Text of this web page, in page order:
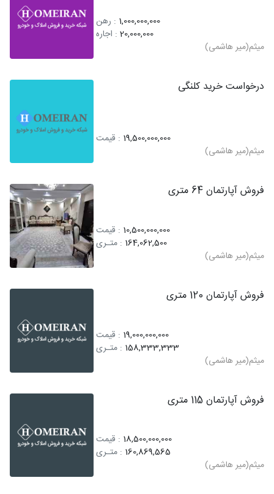
1,000,000,000 : رهن
20,000,000 : اجاره
میثم(میر هاشمی)
درخواست خرید کلنگی
19,500,000,000 : قیمت
میثم(میر هاشمی)
فروش آپارتمان 64 متری
10,500,000,000 : قیمت
164,062,500 : متـری
میثم(میر هاشمی)
فروش آپارتمان 120 متری
19,000,000,000 : قیمت
158,333,333 : متـری
میثم(میر هاشمی)
فروش آپارتمان 115 متری
18,500,000,000 : قیمت
160,869,565 : متـری
میثم(میر هاشمی)